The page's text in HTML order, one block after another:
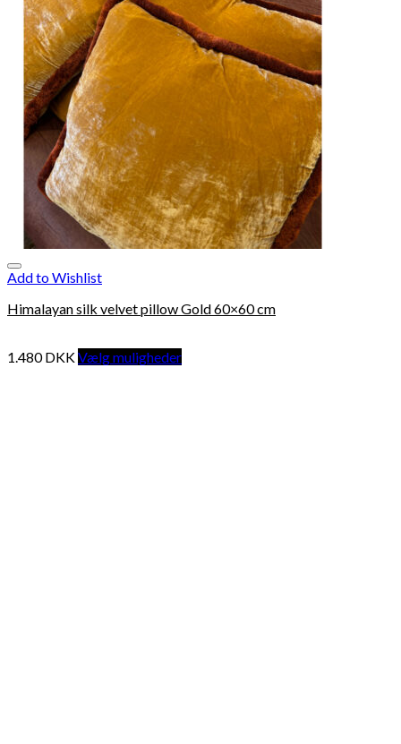
Add to Wishlist
Himalayan silk velvet pillow Gold 60×60 cm
1.480DKKVælg muligheder